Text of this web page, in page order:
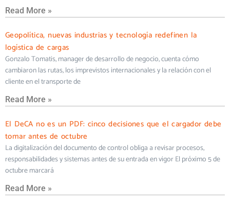
Read More »
Geopolítica, nuevas industrias y tecnología redefinen la
logística de cargas
Gonzalo Tomatis, manager de desarrollo de negocio, cuenta cómo
cambiaron las rutas, los imprevistos internacionales y la relación con el
cliente en el transporte de
Read More »
El DeCA no es un PDF: cinco decisiones que el cargador debe
tomar antes de octubre
La digitalización del documento de control obliga a revisar procesos,
responsabilidades y sistemas antes de su entrada en vigor El próximo 5 de
octubre marcará
Read More »